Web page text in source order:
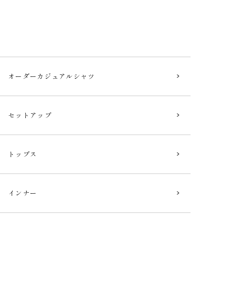
オーダーカジュアルシャツ
セットアップ
トップス
インナー